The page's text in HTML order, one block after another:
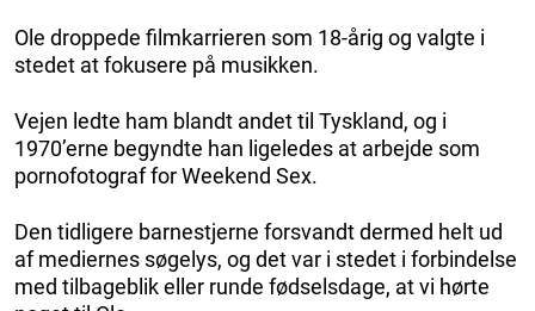
Ole droppede filmkarrieren som 18-årig og valgte i
stedet at fokusere på musikken.
Vejen ledte ham blandt andet til Tyskland, og i
1970’erne begyndte han ligeledes at arbejde som
pornofotograf for Weekend Sex.
Den tidligere barnestjerne forsvandt dermed helt ud
af mediernes søgelys, og det var i stedet i forbindelse
med tilbageblik eller runde fødselsdage, at vi hørte